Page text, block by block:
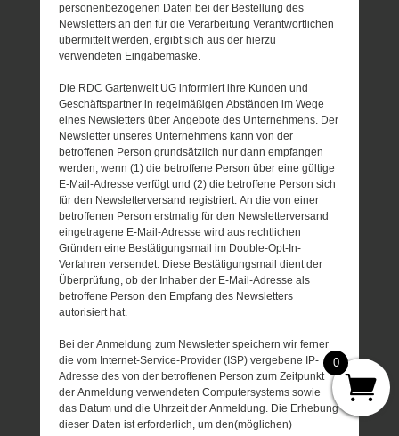
personenbezogenen Daten bei der Bestellung des
Newsletters an den für die Verarbeitung Verantwortlichen
übermittelt werden, ergibt sich aus der hierzu
verwendeten Eingabemaske.
Die RDC Gartenwelt UG informiert ihre Kunden und
Geschäftspartner in regelmäßigen Abständen im Wege
eines Newsletters über Angebote des Unternehmens. Der
Newsletter unseres Unternehmens kann von der
betroffenen Person grundsätzlich nur dann empfangen
werden, wenn (1) die betroffene Person über eine gültige
E-Mail-Adresse verfügt und (2) die betroffene Person sich
für den Newsletterversand registriert. An die von einer
betroffenen Person erstmalig für den Newsletterversand
eingetragene E-Mail-Adresse wird aus rechtlichen
Gründen eine Bestätigungsmail im Double-Opt-In-
Verfahren versendet. Diese Bestätigungsmail dient der
Überprüfung, ob der Inhaber der E-Mail-Adresse als
betroffene Person den Empfang des Newsletters
autorisiert hat.
Bei der Anmeldung zum Newsletter speichern wir ferner
die vom Internet-Service-Provider (ISP) vergebene IP-
Adresse des von der betroffenen Person zum Zeitpunkt
der Anmeldung verwendeten Computersystems sowie
das Datum und die Uhrzeit der Anmeldung. Die Erhebung
dieser Daten ist erforderlich, um den(möglichen)
0